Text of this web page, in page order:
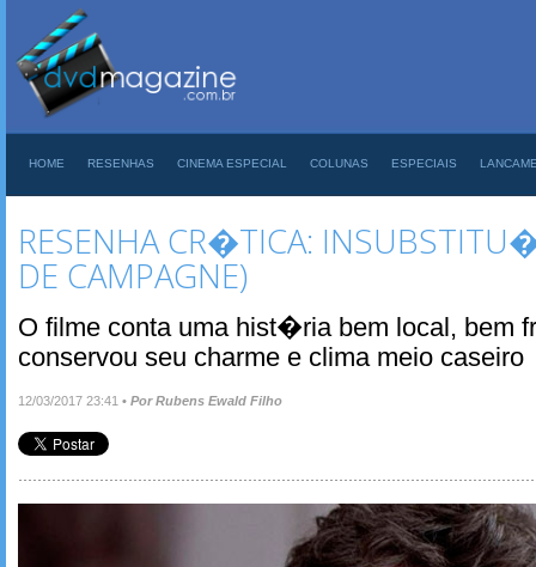
HOME RESENHAS CINEMA ESPECIAL COLUNAS ESPECIAIS
RESENHA CR�TICA:
DE CAMPAGNE)
O filme conta uma hist�ria bem local, bem
conservou seu charme e clima meio caseiro
12/03/2017 23:41 • Por Rubens Ewald Filho